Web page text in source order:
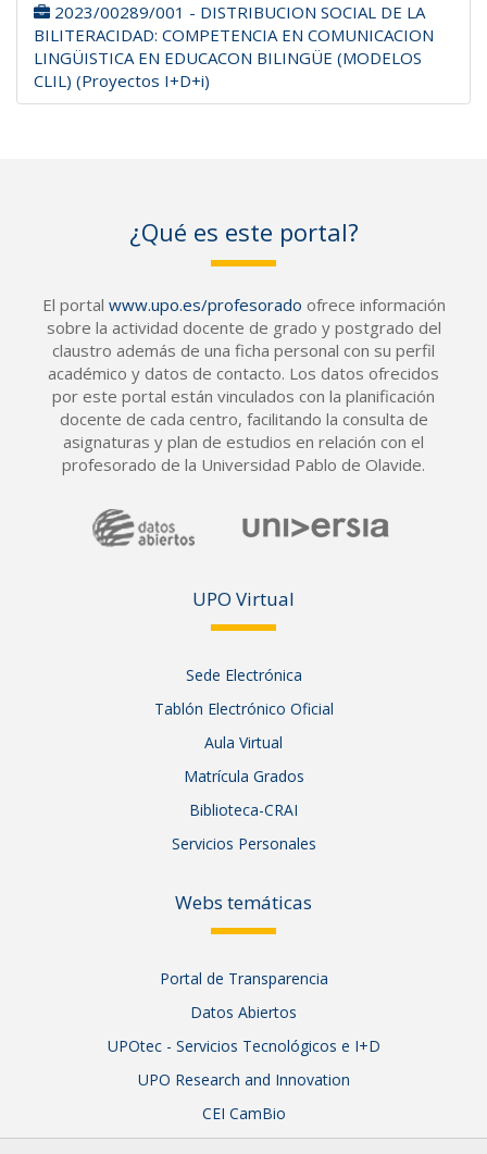
2023/00289/001 - DISTRIBUCION SOCIAL DE LA
BILITERACIDAD: COMPETENCIA EN COMUNICACION
LINGÜISTICA EN EDUCACON BILINGÜE (MODELOS
CLIL) (Proyectos I+D+i)
¿Qué es este portal?
El portal www.upo.es/profesorado ofrece información
sobre la actividad docente de grado y postgrado del
claustro además de una ficha personal con su perfil
académico y datos de contacto. Los datos ofrecidos
por este portal están vinculados con la planificación
docente de cada centro, facilitando la consulta de
asignaturas y plan de estudios en relación con el
profesorado de la Universidad Pablo de Olavide.
UPO Virtual
Sede Electrónica
Tablón Electrónico Oficial
Aula Virtual
Matrícula Grados
Biblioteca-CRAI
Servicios Personales
Webs temáticas
Portal de Transparencia
Datos Abiertos
UPOtec - Servicios Tecnológicos e I+D
UPO Research and Innovation
CEI CamBio